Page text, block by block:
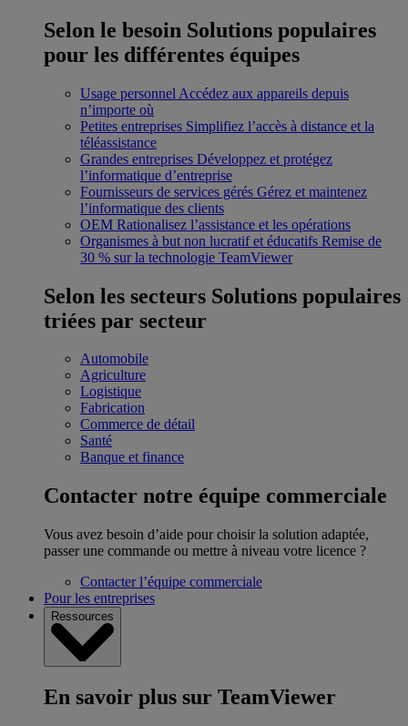
Selon le besoin Solutions populaires
pour les différentes équipes
Usage personnel Accédez aux appareils depuis
n’importe où
Petites entreprises Simplifiez l’accès à distance et la
téléassistance
Grandes entreprises Développez et protégez
l’informatique d’entreprise
Fournisseurs de services gérés Gérez et maintenez
l’informatique des clients
OEM Rationalisez l’assistance et les opérations
Organismes à but non lucratif et éducatifs Remise de
30 % sur la technologie TeamViewer
Selon les secteurs Solutions populaires
triées par secteur
Automobile
Agriculture
Logistique
Fabrication
Commerce de détail
Santé
Banque et finance
Contacter notre équipe commerciale
Vous avez besoin d’aide pour choisir la solution adaptée,
passer une commande ou mettre à niveau votre licence ?
Contacter l’équipe commerciale
Pour les entreprises
Ressources
En savoir plus sur TeamViewer